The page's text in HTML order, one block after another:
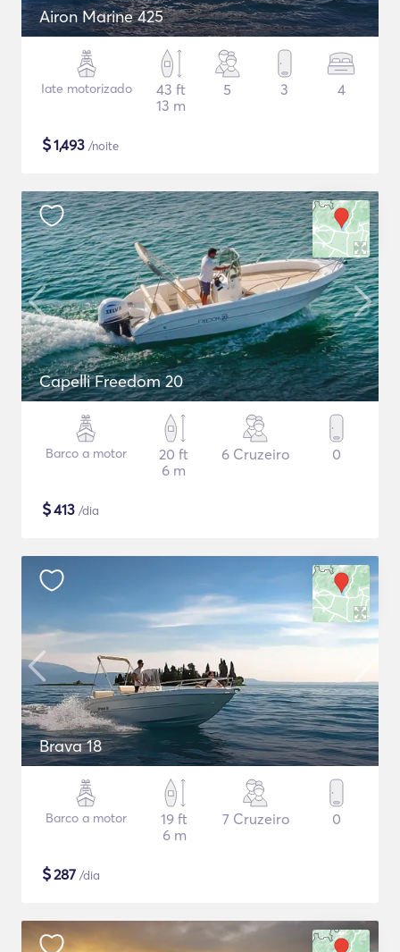
Airon Marine 425
Iate motorizado
43 ft
13 m
5 3 4
$1,493 /noite
Capelli Freedom 20
Barco a motor
20 ft
6 m
6 Cruzeiro 0
$413 /dia
Brava 18
Barco a motor
19 ft
6 m
7 Cruzeiro 0
$287 /dia